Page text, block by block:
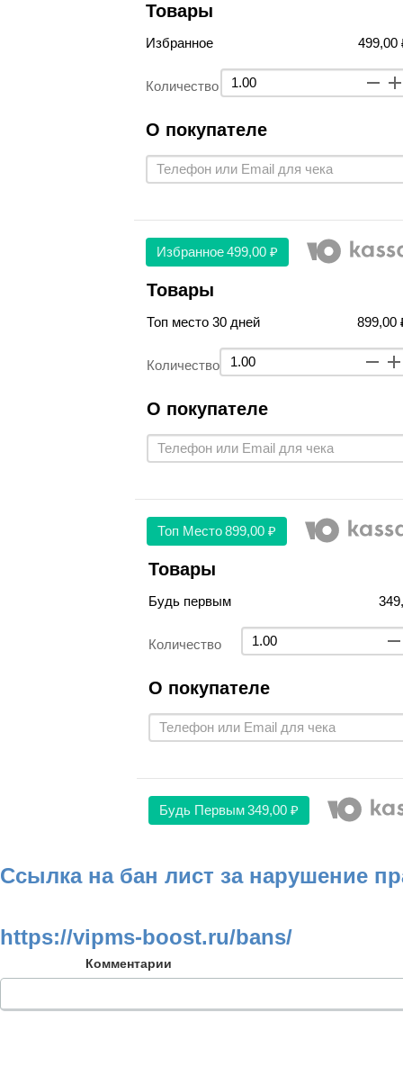
Товары
Избранное 499,00
Количество
О покупателе
Избранное 499,00 ₽
Товары
Топ место 30 дней 899,00
Количество
О покупателе
Топ Место 899,00 ₽
Товары
Будь первым
Количество
О покупателе
Будь Первым349,00 ₽
Ссылка на бан лист за нарушение
https://vipms-boost.ru/bans/
Комментарии